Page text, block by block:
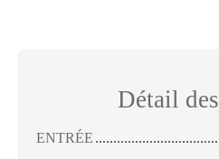
Détail des
ENTRÉE